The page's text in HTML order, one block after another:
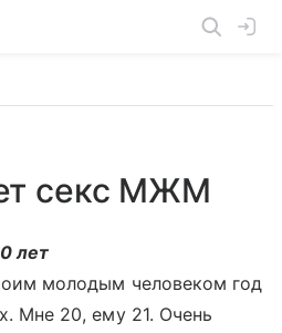
секс МЖМ
лет
молодым человеком год
Мне 20, ему 21. Очень